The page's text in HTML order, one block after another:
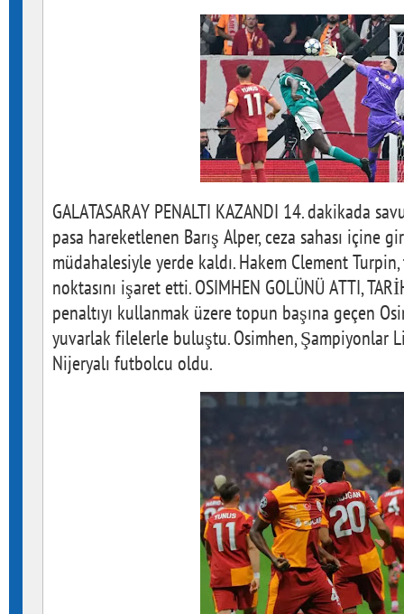
GALATASARAY PENALTI KAZANDI 14. dakikada
pasa hareketlenen Barış Alper, ceza sahası içine
müdahalesiyle yerde kaldı. Hakem Clement
noktasını işaret etti. OSIMHEN GOLÜNÜ ATTI,
penaltıyı kullanmak üzere topun başına geçen
yuvarlak filelerle buluştu. Osimhen, Şampiyonlar
Nijeryalı futbolcu oldu.